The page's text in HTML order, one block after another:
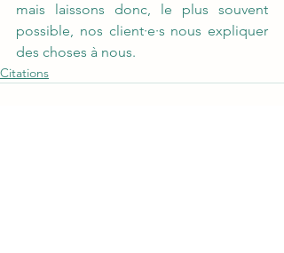
mais laissons donc, le plus souvent
possible, nos client·e·s nous expliquer
des choses à nous.
Citations